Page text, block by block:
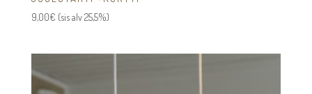
9,00€ (sis alv 25,5%)